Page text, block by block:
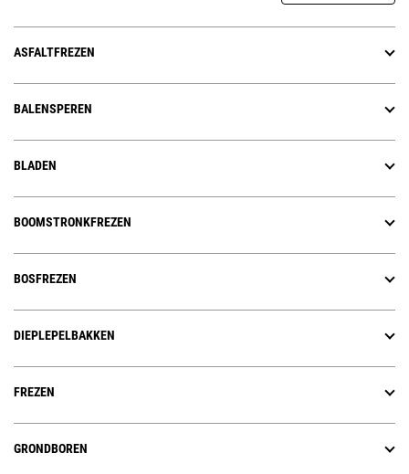
ASFALTFREZEN
BALENSPEREN
BLADEN
BOOMSTRONKFREZEN
BOSFREZEN
DIEPLEPELBAKKEN
FREZEN
GRONDBOREN